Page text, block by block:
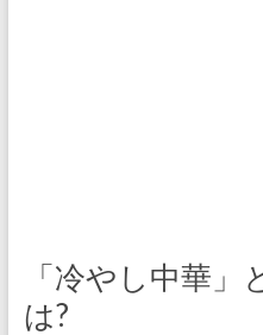
「冷やし中華
は?